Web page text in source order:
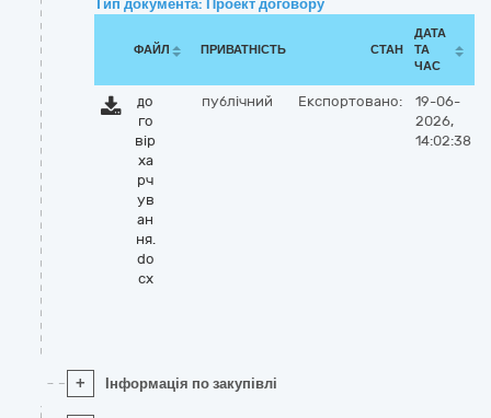
Тип документа: Проект договору
ФАЙЛ ПРИВАТНІСТЬ СТАН
ДАТА
ТА
ЧАС
до
го
вір
ха
рч
ув
ан
ня.
do
cx
публічний Експортовано:
19-06-
2026,
14:02:38
+ Інформація по закупівлі